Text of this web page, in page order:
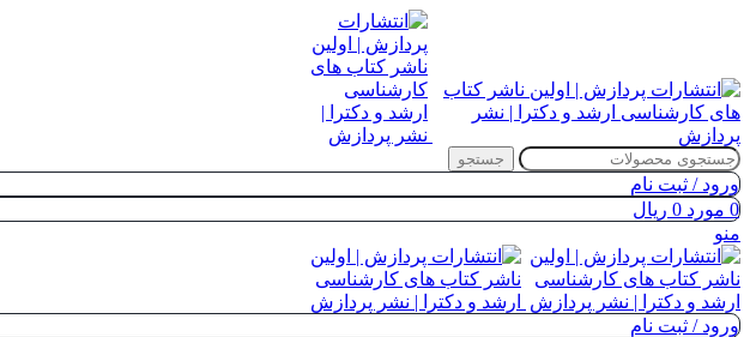
جستجو
ورود / ثبت نام
0 مورد 0 ریال
منو
ورود / ثبت نام